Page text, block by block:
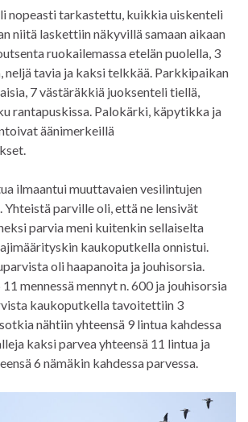
nopeasti tarkastettu, kuikkia uiskenteli
niitä laskettiin näkyvillä samaan aikaan
ruokailemassa etelän puolella, 3
neljä tavia ja kaksi telkkää. Parkkipaikan
7 västäräkkiä juoksenteli tiellä,
rantapuskissa. Palokärki, käpytikka ja
äänimerkeillä
ilmaantui muuttavaien vesilintujen
parville oli, että ne lensivät
parvia meni kuitenkin sellaiselta
kaukoputkella onnistui.
oli haapanoita ja jouhisorsia.
mennessä mennyt n. 600 ja jouhisorsia
kaukoputkella tavoitettiin 3
nähtiin yhteensä 9 lintua kahdessa
kaksi parvea yhteensä 11 lintua ja
6 nämäkin kahdessa parvessa.